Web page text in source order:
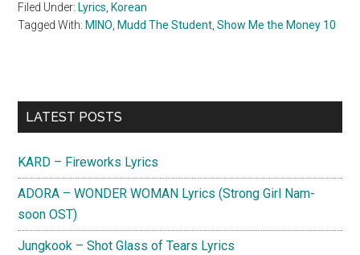
Filed Under: Lyrics, Korean
Tagged With: MINO, Mudd The Student,Show Me the Money 10
Primary
LATEST POSTS
KARD – Fireworks Lyrics
ADORA – WONDER WOMAN Lyrics (Strong Girl Nam-
soon OST)
Jungkook – Shot Glass of Tears Lyrics